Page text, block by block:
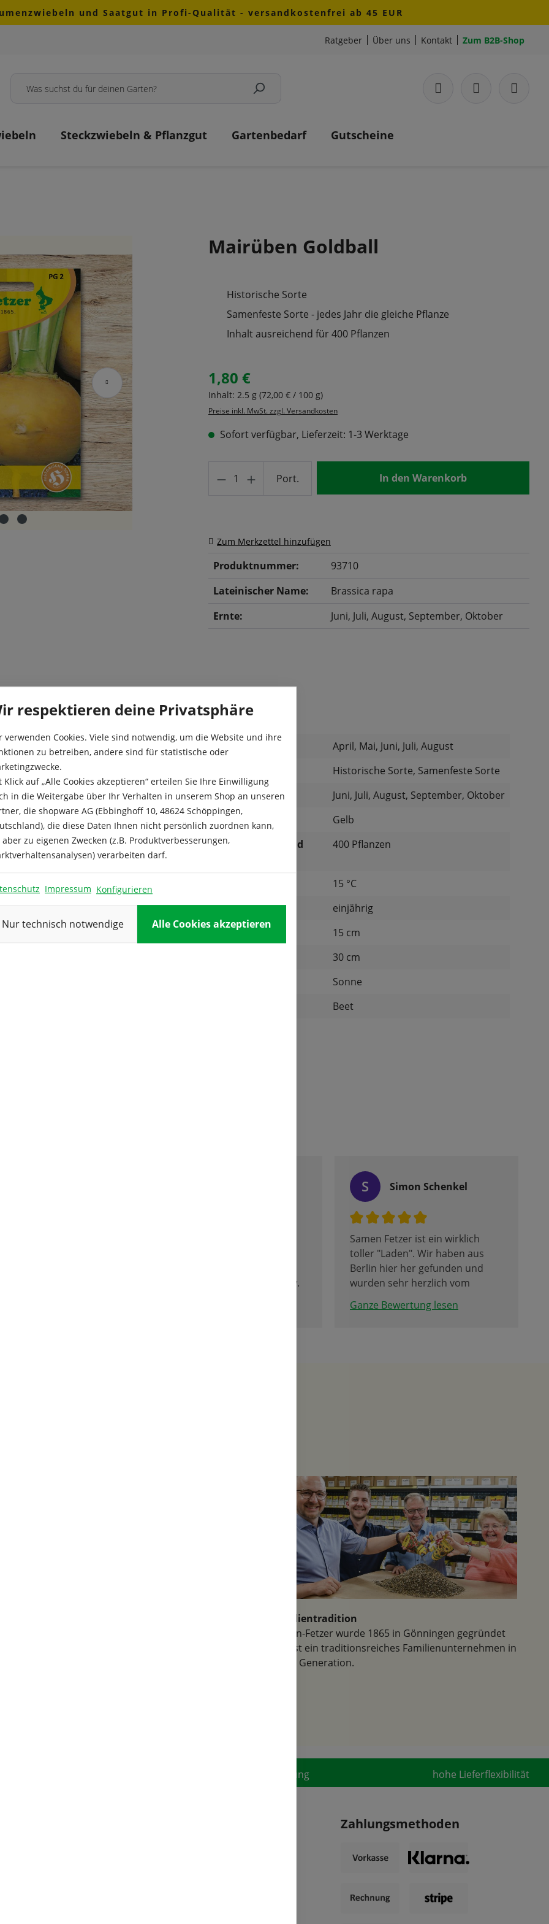
und Saatgut in Profi-Qualität - versandkostenfrei ab 45 EUR
Ratgeber Über uns Kontakt Zum B2B-Shop
Steckzwiebeln & Pflanzgut Gartenbedarf Gutscheine
Mairüben Goldball
Historische Sorte
Samenfeste Sorte - jedes Jahr die gleiche Pflanze
Inhalt ausreichend für 400 Pflanzen
Regulärer Preis:
1,80 €
Inhalt: 2.5 g (72,00 € / 100 g)
Preise inkl. MwSt. zzgl. Versandkosten
Sofort verfügbar, Lieferzeit: 1-3 Werktage
Produkt Anzahl: Gib den gewünschten Wert ein
Port. In den Warenkorb
Zum Merkzettel hinzufügen
Produktnummer:
93710
Lateinischer Name:
Brassica rapa
Ernte:
Juni, Juli, August, September, Oktober
und wurden
„Goldball“ ist ein
hat. Mit dem
Erhaltung der
Aussaat:
April, Mai, Juni, Juli, August
Historische Sorte, Samenfeste Sorte
Ernte:
Juni, Juli, August, September, Oktober
Farbe:
Gelb
Inhalt ausreichend
400 Pflanzen
15 °C
Kulturdauer:
einjährig
Pflanzabstand:
15 cm
30 cm
Sonne
Beet
herzliche Familie
Kompetenz ist der
aus Wien
lesen
Vielfalt der aus den Samen bzw.
S Simon Schenkel
Samen Fetzer ist ein wirklich
toller "Laden". Wir haben aus
Berlin hier her gefunden und
wurden sehr herzlich vom
Personal vor Ort empfangen.
Der Verkaufsraum wurde
Blütenpracht noch in der Erde
steckte... Absolut zu empfehlen
und vermutlich kommen wir
nächstes Jahr wieder. Vielen
Dank!
Ganze Bewertung lesen
6. Generation
Familientradition
Samen-Fetzer wurde 1865 in Gönningen gegründet
und ist ein traditionsreiches Familienunternehmen in
der 6. Generation.
Service langjährige Branchenerfahrung hohe Lieferflexibilität
erreichbar unter:
0
über eine Nachricht!
Zahlungsmethoden
respektieren deine Privatsphäre
verwenden Cookies. Viele sind notwendig, um die Website und ihre
zu betreiben, andere sind für statistische oder
Klick auf „Alle Cookies akzeptieren“ erteilen Sie Ihre Einwilligung
in die Weitergabe über Ihr Verhalten in unserem Shop an unseren
die shopware AG (Ebbinghoff 10, 48624 Schöppingen,
die diese Daten Ihnen nicht persönlich zuordnen kann,
aber zu eigenen Zwecken (z.B. Produktverbesserungen,
verarbeiten darf.
Impressum Konfigurieren
Nur technisch notwendige Alle Cookies akzeptieren